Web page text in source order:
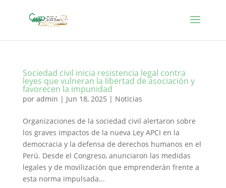
Sociedad civil inicia resistencia legal contra
leyes que vulneran la libertad de asociación y
favorecen la impunidad
por admin | Jun 18, 2025 | Noticias
Organizaciones de la sociedad civil alertaron sobre
los graves impactos de la nueva Ley APCI en la
democracia y la defensa de derechos humanos en el
Perú. Desde el Congreso, anunciaron las medidas
legales y de movilización que emprenderán frente a
esta norma impulsada...